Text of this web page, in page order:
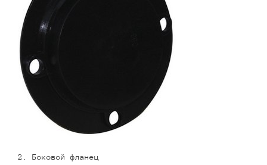
2. Боковой фланец